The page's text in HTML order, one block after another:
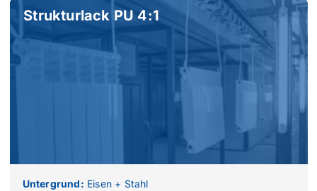
Strukturlack PU 4:1
Untergrund: Eisen + Stahl